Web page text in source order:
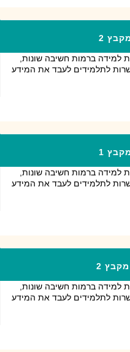
2
למידה ברמות חשיבה שונות,
לתלמידים לעבד את המידע
1
למידה ברמות חשיבה שונות,
לתלמידים לעבד את המידע
2
למידה ברמות חשיבה שונות,
לתלמידים לעבד את המידע